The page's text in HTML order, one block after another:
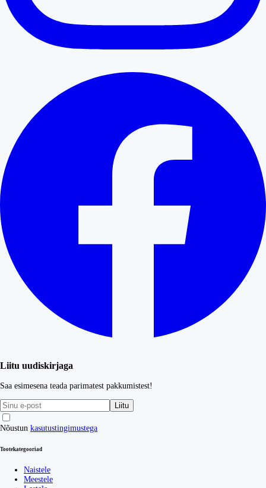
Liitu uudiskirjaga
Saa esimesena teada parimatest pakkumistest!
Liitu
Nõustun kasutustingimustega
Tootekategooriad
Naistele
Meestele